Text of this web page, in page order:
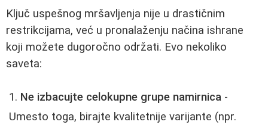
Ključ uspešnog mršavljenja nije u drastičnim
restrikcijama, već u pronalaženju načina ishrane
koji možete dugoročno održati. Evo nekoliko
saveta:
Ne izbacujte celokupne grupe namirnica -
Umesto toga, birajte kvalitetnije varijante (npr.